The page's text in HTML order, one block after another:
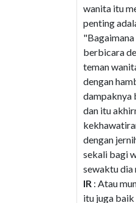
wanita itu
penting
berbicara
teman
dengan
dampaknya
dan itu
dengan
sekali bagi
sewaktu dia
IR : Atau
itu juga baik